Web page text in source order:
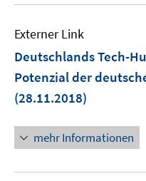
Externer Link
Deutschlands Tech-
Potenzial der
(28.11.2018)
mehr Informationen